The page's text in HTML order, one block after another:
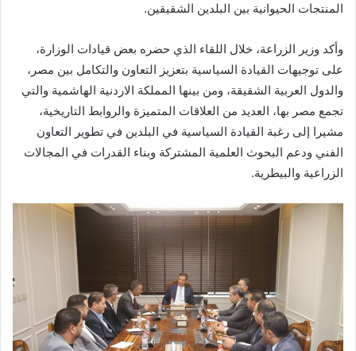
المنتجات الحيوانية بين البلدين الشقيقين.
وأكد وزير الزراعة، خلال اللقاء الذي حضره بعض قيادات الوزارة،
على توجيهات القيادة السياسية بتعزيز التعاون والتكامل بين مصر،
والدول العربية الشقيقة، ومن بينها المملكة الاردنية الهاشمية والتي
تجمع مصر بها، العديد من العلاقات المتميزة والروابط التاريخية،
مشيرا إلى رغبة القيادة السياسية في البلدين في تطوير التعاون
الفني ودعم البحوث العلمية المشتركة وبناء القدرات في المجالات
الزراعية والبيطرية.